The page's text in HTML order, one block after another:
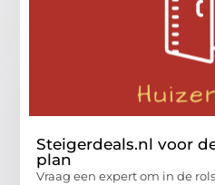
Steigerdeals.nl voor
plan
Vraag een expert om in de